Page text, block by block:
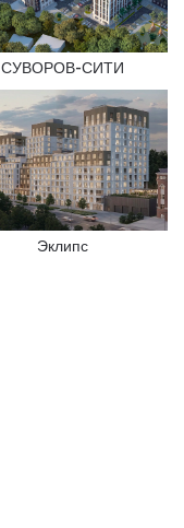
СУВОРОВ-СИТИ
Эклипс